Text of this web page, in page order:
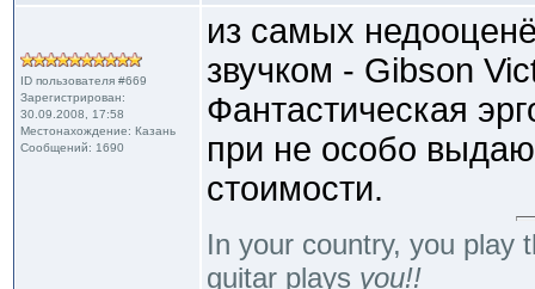
ID пользователя #669
Зарегистрирован:
30.09.2008, 17:58
Местонахождение: Казань
Сообщений: 1690
из самых
звучком - Gibson
Фантастическая
при не особо
стоимости.
In your country, you play
guitar plays you!!